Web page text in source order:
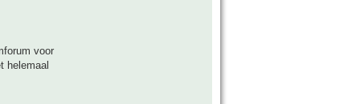
voor
helemaal